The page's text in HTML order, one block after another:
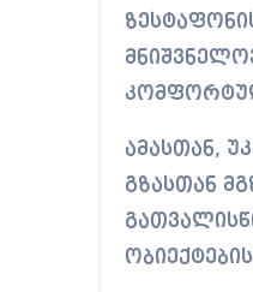
ამასთან,
გზასთან